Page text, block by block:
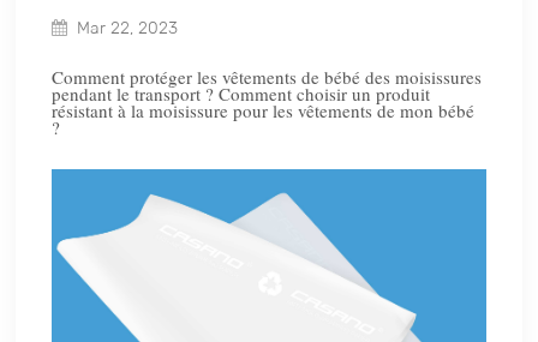
Mar 22, 2023
Comment protéger les vêtements de bébé des moisissures
pendant le transport ? Comment choisir un produit
résistant à la moisissure pour les vêtements de mon bébé
?